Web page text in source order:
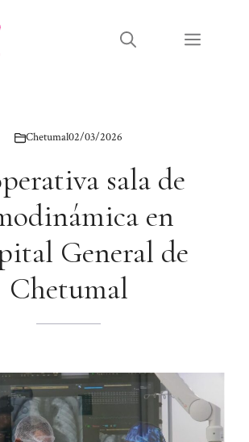
Menú
Chetumal02/03/2026
sala de
en
General de
Chetumal